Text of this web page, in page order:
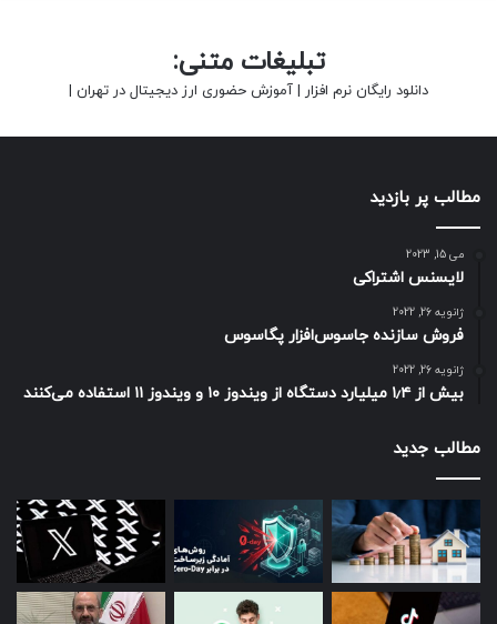
تبلیغات متنی:
دانلود رایگان نرم افزار | آموزش حضوری ارز دیجیتال در تهران |
مطالب پر بازدید
می 15, 2023
لایسنس اشتراکی
ژانویه 26, 2022
فروش سازنده جاسوس‌افزار پگاسوس
ژانویه 26, 2022
بیش از ۱٫۴ میلیارد دستگاه از ویندوز ۱۰ و ویندوز ۱۱ استفاده می‌کنند
مطالب جدید